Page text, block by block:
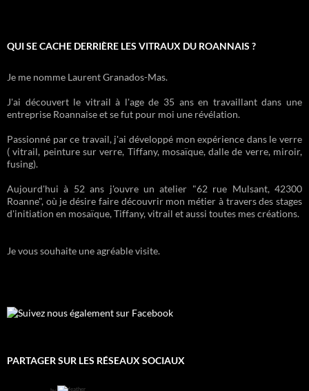
QUI SE CACHE DERRIÈRE LES VITRAUX DU ROANNAIS ?
Je me nomme Laurent Granados-Mas.
J'ai découvert le vitrail à l'age de 35 ans en travaillant dans une
entreprise Roannaise et se fut pour moi une révélation.
Passionné par ce travail, j'ai développé mon expérience dans le verre
( vitrail, peinture sur verre, Tiffany, mosaïque, dalle de verre, miroir,
fusing).
Aujourd'hui à 52 ans j'ouvre un atelier "62 rue Mulsant, 42300
Roanne", où je désire faire découvrir mon métier à travers des stages
d'initiation en mosaïque, Tiffany, vitrail et aussi toutes mes créations.
Je vous souhaite une agréable visite.
Suivez nous également sur Facebook
PARTAGER SUR LES RÉSEAUX SOCIAUX